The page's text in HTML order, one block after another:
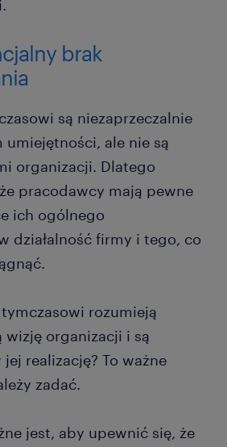
brak
są niezaprzeczalnie
umiejętności, ale nie są
organizacji. Dlatego
pracodawcy mają pewne
ich ogólnego
działalność firmy i tego, co
rozumieją
wizję organizacji i są
realizację? To ważne
zadać.
jest, aby upewnić się, że